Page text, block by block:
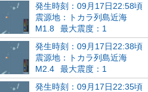
発生時刻：09月17日22:58頃
震源地：トカラ列島近海
M1.8
最大震度：1
発生時刻：09月17日22:38頃
震源地：トカラ列島近海
M2.4
最大震度：1
発生時刻：09月17日22:35頃